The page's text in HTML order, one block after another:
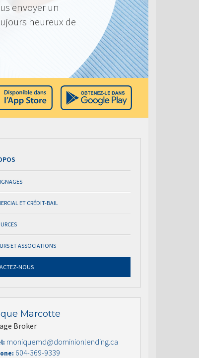
envoyer un
heureux de
ET CRÉDIT-BAIL
ET ASSOCIATIONS
NOUS
Marcotte
Broker
moniquemd@dominionlending.ca
604-369-9339